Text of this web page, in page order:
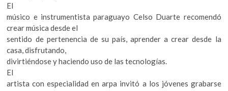
El
músico e instrumentista paraguayo Celso Duarte recomendó
crear música desde el
sentido de pertenencia de su país, aprender a crear desde la
casa, disfrutando,
divirtiéndose y haciendo uso de las tecnologías.
El
artista con especialidad en arpa invitó a los jóvenes grabarse